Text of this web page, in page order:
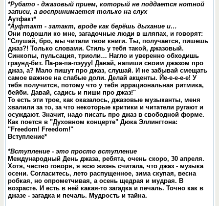
*Рубато - джазовый прием, который не поддается нотной
записи,а воспринимается только на слух
Аутфакт*
*Ауфтакт - затакт, вроде как берёшь дыхание и…
Они подошли ко мне, загадочные люди в шляпах, и говорят:
"Слушай, бро, мы читали твои книги. Ты, получается, пишешь
джаз?! Только словами. Стиль у тебя такой, джазовый.
Синкопы, пульсация, триоли… Нагло и уверенно обходишь
граунд-бит. Па-ра-па-пэууу! Давай, напиши своим джазом про
джаз, а? Мало пишут про джаз, слушай. И не забывай смещать
самое важное на слабые доли. Делай акценты. Йе-е-е-е-е! У
тебя получится, потому что у тебя иррациональная ритмика,
бейби. Давай, садись и пиши про джаз!"
То есть эти трое, как оказалось, джазовые музыканты, меня
хвалили за то, за что некоторые критики и читатели ругают и
осуждают. Значит, надо писать про джаз в свободной форме.
Как поется в "Духовном концерте" Дюка Эллингтона:
"Freedom! Freedom!"
Вступление*
*Вступление - это просто вступление
Международный День джаза, ребята, очень скоро, 30 апреля.
Хотя, честно говоря, я всю жизнь считала, что джаз - музыка
осени. Согласитесь, лето распущенное, зима скупая, весна
робкая, но опрометчивая, а осень щедрая и мудрая. В
возрасте. И есть в ней какая-то загадка и печаль. Точно как в
джазе - загадка и печаль. Мудрость и тайна.